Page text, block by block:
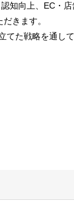
知向上、EC・
きます。
た戦略を通し